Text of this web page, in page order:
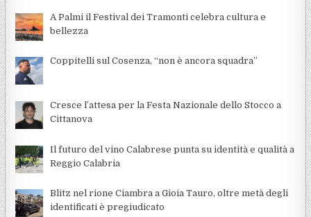
A Palmi il Festival dei Tramonti celebra cultura e
bellezza
Coppitelli sul Cosenza, “non è ancora squadra”
Cresce l’attesa per la Festa Nazionale dello Stocco a
Cittanova
Il futuro del vino Calabrese punta su identità e qualità a
Reggio Calabria
Blitz nel rione Ciambra a Gioia Tauro, oltre metà degli
identificati è pregiudicato